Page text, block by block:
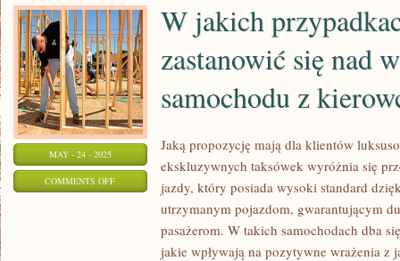
MAY - 24 - 2025
COMMENTS OFFON
PRZYPADKACH
W jakich
zastanowić się nad
samochodu z
Jaką propozycję mają dla klientów
ekskluzywnych taksówek wyróżnia się
jazdy, który posiada wysoki standard
utrzymanym pojazdom, gwarantującym
pasażerom. W takich samochodach dba
jakie wpływają na pozytywne wrażenia z